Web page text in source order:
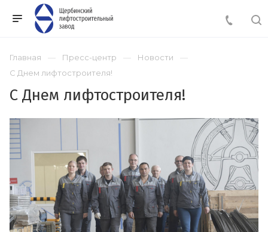
Главная Пресс-центр
Новости
С Днем лифтостроителя!
С Днем лифтостроителя!